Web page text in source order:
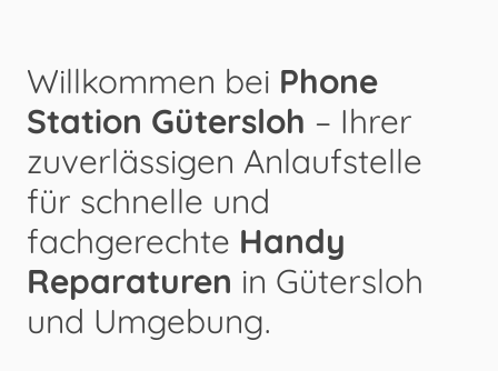
Willkommen bei Phone
Station Gütersloh – Ihrer
zuverlässigen Anlaufstelle
für schnelle und
fachgerechte Handy
Reparaturen in Gütersloh
und Umgebung.